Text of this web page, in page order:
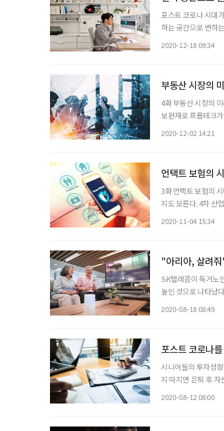
포스트 코로나 시대
하는 공간으로 변하
2020-12-18 09:34
부동산 시장의
4화 부동산 시장의 미래, 프롭테크 코로나19가 촉발한
보완재로 프롭테크가 부상 중이다. 2020년 부동산 시
2020-12-02 14:21
언택트 보험의
3화 언택트 보험의 시대 보험설계사가 서류를 앞에 두고 고객을 설득하는 풍경이
지도 모른다. 4차 산
2020-11-04 15:34
"아리아, 살려
SK텔레콤이 독거노
높인 것으로 나타났
2020-08-18 08:49
포스트 코로나
시니어들의 투자성
지 따지면 은퇴 후
2020-08-12 08:00